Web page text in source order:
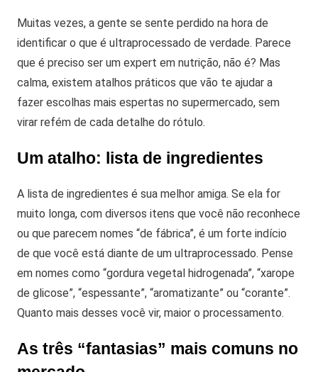
Muitas vezes, a gente se sente perdido na hora de
identificar o que é ultraprocessado de verdade. Parece
que é preciso ser um expert em nutrição, não é? Mas
calma, existem atalhos práticos que vão te ajudar a
fazer escolhas mais espertas no supermercado, sem
virar refém de cada detalhe do rótulo.
Um atalho: lista de ingredientes
A lista de ingredientes é sua melhor amiga. Se ela for
muito longa, com diversos itens que você não reconhece
ou que parecem nomes “de fábrica”, é um forte indício
de que você está diante de um ultraprocessado. Pense
em nomes como “gordura vegetal hidrogenada”, “xarope
de glicose”, “espessante”, “aromatizante” ou “corante”.
Quanto mais desses você vir, maior o processamento.
As três “fantasias” mais comuns no